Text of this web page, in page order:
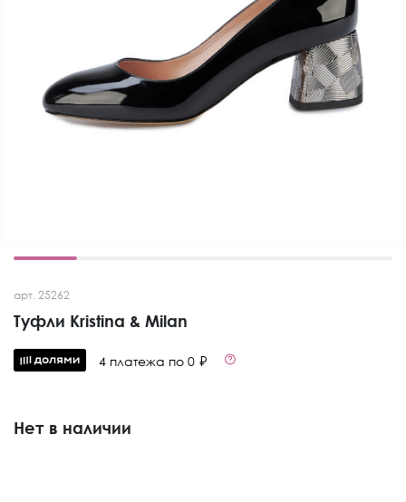
арт. 25262
Туфли Kristina & Milan
4 платежа по 0 ₽
Нет в наличии